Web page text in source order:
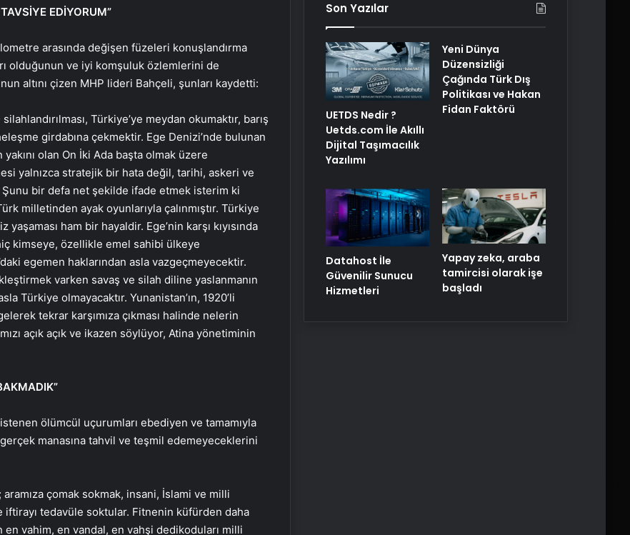
EDİYORUM”
arasında değişen füzeleri konuşlandırma
olduğunun ve iyi komşuluk özlemlerini de
altını çizen MHP lideri Bahçeli, şunları kaydetti:
Türkiye’ye meydan okumaktır, barış
girdabına çekmektir. Ege Denizi’nde bulunan
olan On İki Ada başta olmak üzere
yalnızca stratejik bir hata değil, tarihi, askeri ve
Şunu bir defa net şekilde ifade etmek isterim ki
milletinden ayak oyunlarıyla çalınmıştır. Türkiye
yaşaması ham bir hayaldir. Ege’nin karşı kıyısında
kimseye, özellikle emel sahibi ülkeye
egemen haklarından asla vazgeçmeyecektir.
varken savaş ve silah diline yaslanmanın
Türkiye olmayacaktır. Yunanistan’ın, 1920’li
tekrar karşımıza çıkması halinde nelerin
açık açık ve ikazen söylüyor, Atina yönetiminin
ölümcül uçurumları ebediyen ve tamamıyla
gerçek manasına tahvil ve teşmil edemeyeceklerini
çomak sokmak, insani, İslami ve milli
iftirayı tedavüle soktular. Fitnenin küfürden daha
vahim, en vandal, en vahşi dedikoduları milli
Son Yazılar
UETDS Nedir ?
Uetds.com İle Akıllı
Dijital Taşımacılık
Yazılımı
Yeni Dünya
Düzensizliği
Çağında Türk Dış
Politikası ve Hakan
Fidan Faktörü
Datahost İle
Güvenilir Sunucu
Hizmetleri
Yapay zeka, araba
tamircisi olarak işe
başladı